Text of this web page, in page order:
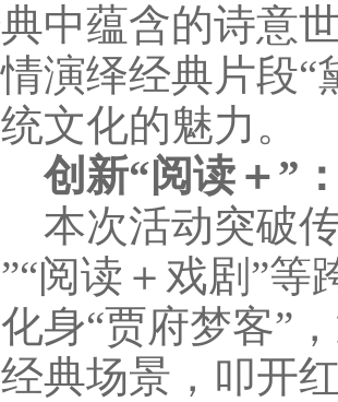
中蕴含的诗意
演绎经典片段“
文化的魅力。
新“阅读＋”：
次活动突破传
阅读＋戏剧”
身“贾府梦客”
典场景，叩开